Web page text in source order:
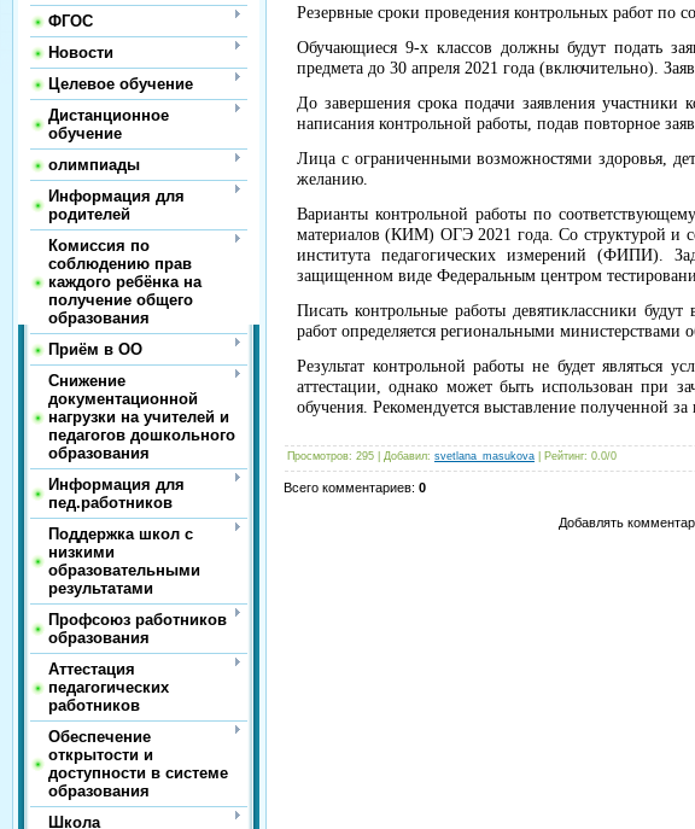
ФГОС
Новости
Целевое обучение
Дистанционное
обучение
олимпиады
Информация для
родителей
Комиссия по
соблюдению прав
каждого ребёнка на
получение общего
образования
Приём в ОО
Снижение
документационной
нагрузки на учителей и
педагогов дошкольного
образования
Информация для
пед.работников
Поддержка школ с
низкими
образовательными
результатами
Профсоюз работников
образования
Аттестация
педагогических
работников
Обеспечение
открытости и
доступности в системе
образования
Школа
Резервные сроки проведения контрольных работ по
Обучающиеся 9-х классов должны будут подать
предмета до 30 апреля 2021 года (включительно).
До завершения срока подачи заявления
написания контрольной работы, подав повторное
Лица с ограниченными возможностями здоровья,
желанию.
Варианты контрольной работы по
материалов (КИМ) ОГЭ 2021 года. Со структурой и
института педагогических измерений (ФИПИ).
защищенном виде Федеральным центром
Писать контрольные работы девятиклассники
работ определяется региональными министерствами
Результат контрольной работы не будет являться
аттестации, однако может быть использован при
обучения. Рекомендуется выставление полученной
Просмотров: 295 Добавил: svetlana_masukova Рейтинг: 0.0/0
Всего комментариев: 0
Добавлять